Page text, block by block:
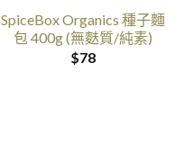
SpiceBox Organics 種子麵
包 400g (無麩質/純素)
$78